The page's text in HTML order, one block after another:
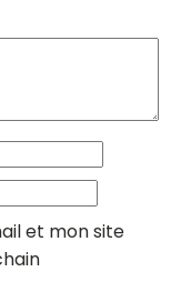
et mon site